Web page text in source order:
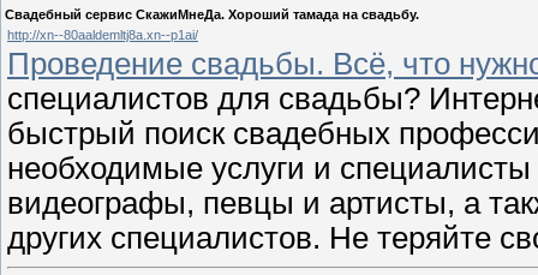
Свадебный сервис СкажиМнеДа. Хороший тамада на свадьбу.
http://xn--80aaldemltj8a.xn--p1ai/
Проведение свадьбы. Всё, что
специалистов для свадьбы?
быстрый поиск свадебных
необходимые услуги и
видеографы, певцы и артисты, а
других специалистов. Не теряйте